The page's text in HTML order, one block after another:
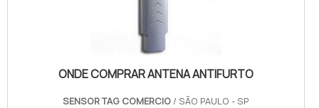
ONDE COMPRAR ANTENA ANTIFURTO
SENSOR TAG COMERCIO / SÃO PAULO - SP